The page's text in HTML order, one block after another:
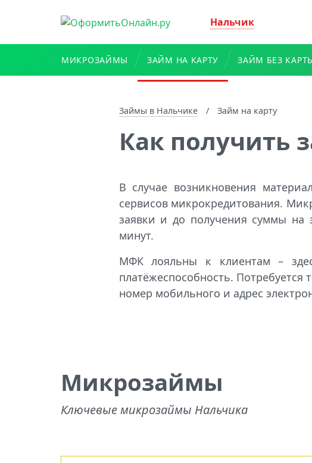
Нальчик
МИКРОЗАЙМЫ ЗАЙМ НА КАРТУ ЗАЙМ БЕЗ
Займы в Нальчике / Займ на карту
Как получить
В случае возникновения
сервисов микрокредитования.
заявки и до получения суммы на
минут.
МФК лояльны к клиентам –
платёжеспособность. Потребуется
номер мобильного и адрес
Микрозаймы
Ключевые микрозаймы Нальчика